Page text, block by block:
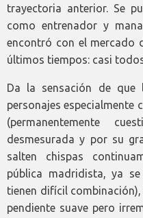
trayectoria anterior. Se
como entrenador y
encontró con el mercado
últimos tiempos: casi
Da la sensación de
personajes especialmente
(permanentemente
desmesurada y por su
salten chispas
pública madridista, ya
tienen difícil
pendiente suave pero